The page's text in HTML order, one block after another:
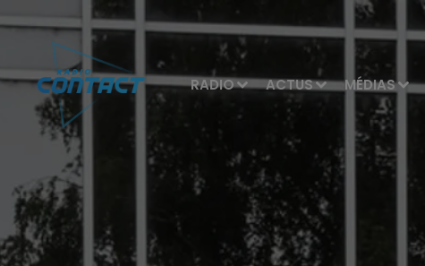
RADIO ACTUS MÉDIAS